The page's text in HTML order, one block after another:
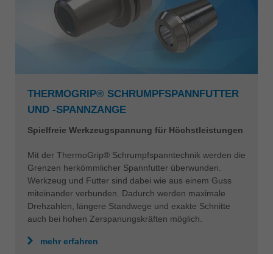
THERMOGRIP® SCHRUMPFSPANNFUTTER
UND -SPANNZANGE
Spielfreie Werkzeugspannung für Höchstleistungen
Mit der ThermoGrip® Schrumpfspanntechnik werden die
Grenzen herkömmlicher Spannfutter überwunden.
Werkzeug und Futter sind dabei wie aus einem Guss
miteinander verbunden. Dadurch werden maximale
Drehzahlen, längere Standwege und exakte Schnitte
auch bei hohen Zerspanungskräften möglich.
mehr erfahren